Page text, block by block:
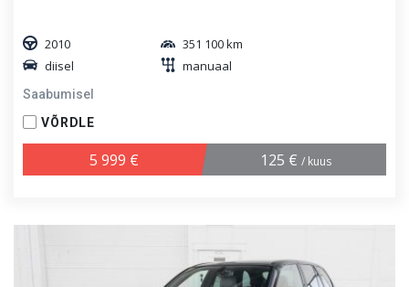
2010
351 100 km
diisel
manuaal
Saabumisel
VÕRDLE
5 999 € 125 € / kuus